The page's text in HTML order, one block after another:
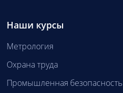
Наши курсы
Метрология
Охрана труда
Промышленная безопасность